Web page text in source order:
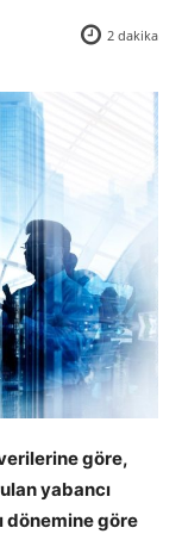
2 dakika
göre,
yabancı
dönemine göre